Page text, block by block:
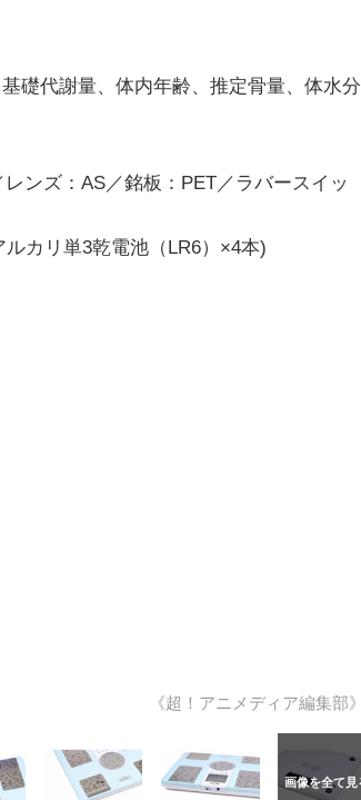
礎代謝量、体内年齢、推定骨量、体水分
ンズ：AS／銘板：PET／ラバースイッ
カリ単3乾電池（LR6）×4本)
《超！アニメディア編集部》